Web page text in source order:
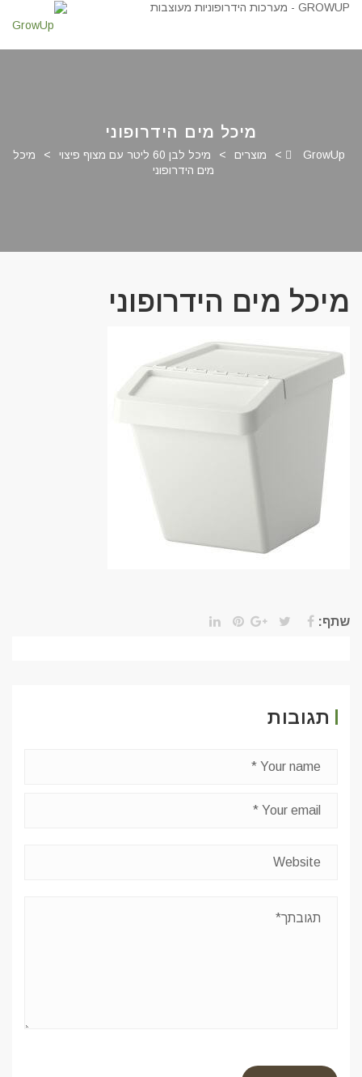
מיכל מים הידרופוני
GrowUp
> מוצרים > מיכל לבן 60 ליטר עם מצוף פיצוי >
מיכל
מים הידרופוני
מיכל מים הידרופוני
שתף:
תגובות